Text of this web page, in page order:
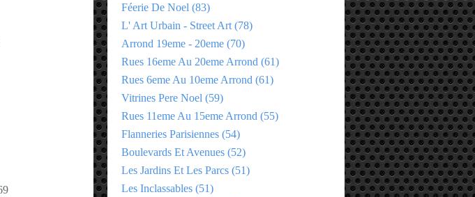
Féerie De Noel (83)
L' Art Urbain - Street Art (78)
Arrond 19eme - 20eme (70)
Rues 16eme Au 20eme Arrond (61)
Rues 6eme Au 10eme Arrond (61)
Vitrines Pere Noel (59)
Rues 11eme Au 15eme Arrond (55)
Flanneries Parisiennes (54)
Boulevards Et Avenues (52)
Les Jardins Et Les Parcs (51)
Les Inclassables (51)